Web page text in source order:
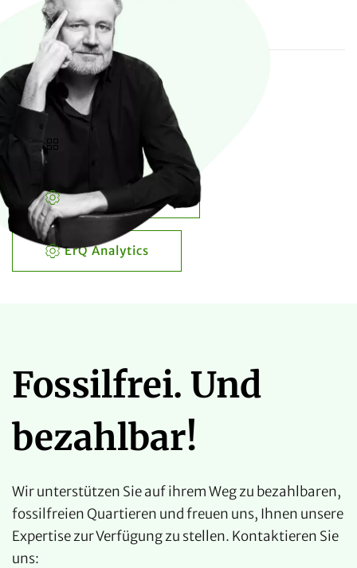
Alle Mitarbeiter
ErQ Engineering
ErQ Analytics
Fossilfrei. Und
bezahlbar!
Wir unterstützen Sie auf ihrem Weg zu bezahlbaren,
fossilfreien Quartieren und freuen uns, Ihnen unsere
Expertise zur Verfügung zu stellen. Kontaktieren Sie
uns: